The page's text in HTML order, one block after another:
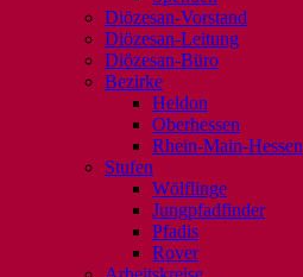
Diözesan-Vorstand
Diözesan-Leitung
Diözesan-Büro
Bezirke
Heldon
Oberhessen
Rhein-Main-Hessen
Stufen
Wölflinge
Jungpfadfinder
Pfadis
Rover